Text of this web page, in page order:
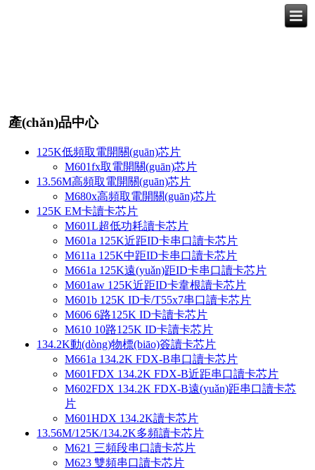
產(chǎn)品中心
125K低頻取電開關(guān)芯片
M601fx取電開關(guān)芯片
13.56M高頻取電開關(guān)芯片
M680x高頻取電開關(guān)芯片
125K EM卡讀卡芯片
M601L超低功耗讀卡芯片
M601a 125K近距ID卡串口讀卡芯片
M611a 125K中距ID卡串口讀卡芯片
M661a 125K遠(yuǎn)距ID卡串口讀卡芯片
M601aw 125K近距ID卡韋根讀卡芯片
M601b 125K ID卡/T55x7串口讀卡芯片
M606 6路125K ID卡讀卡芯片
M610 10路125K ID卡讀卡芯片
134.2K動(dòng)物標(biāo)簽讀卡芯片
M661a 134.2K FDX-B串口讀卡芯片
M601FDX 134.2K FDX-B近距串口讀卡芯片
M602FDX 134.2K FDX-B遠(yuǎn)距串口讀卡芯
片
M601HDX 134.2K讀卡芯片
13.56M/125K/134.2K多頻讀卡芯片
M621 三頻段串口讀卡芯片
M623 雙頻串口讀卡芯片